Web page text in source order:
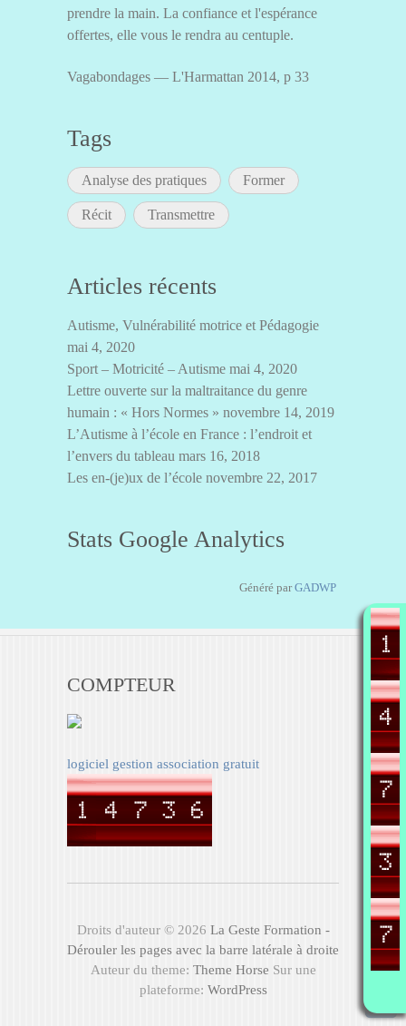
prendre la main. La confiance et l'espérance
offertes, elle vous le rendra au centuple.
Vagabondages — L'Harmattan 2014, p 33
Tags
Analyse des pratiques Former
Récit Transmettre
Articles récents
Autisme, Vulnérabilité motrice et Pédagogie
mai 4, 2020
Sport – Motricité – Autisme mai 4, 2020
Lettre ouverte sur la maltraitance du genre
humain : « Hors Normes » novembre 14, 2019
L’Autisme à l’école en France : l’endroit et
l’envers du tableau mars 16, 2018
Les en-(je)ux de l’école novembre 22, 2017
Stats Google Analytics
Généré parGADWP
COMPTEUR
logiciel gestion association gratuit
Droits d'auteur © 2026 La Geste Formation -
Dérouler les pages avec la barre latérale à droite
Auteur du theme: Theme Horse Sur une
plateforme: WordPress